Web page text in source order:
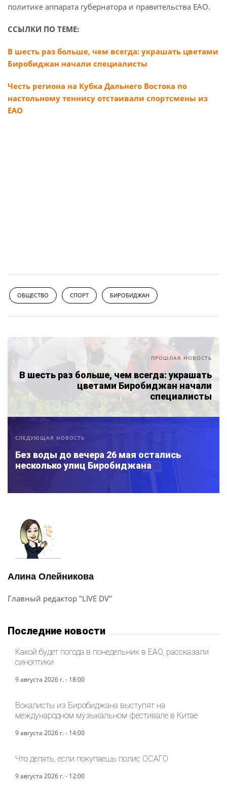
политике аппарата губернатора и правительства ЕАО.
ССЫЛКИ ПО ТЕМЕ:
В шесть раз больше, чем всегда: украшать цветами
Биробиджан начали специалисты
Честь региона на Кубка Дальнего Востока по
настольному теннису отстаивали спортсмены из
ЕАО
ОБЩЕСТВО СПОРТ БИРОБИДЖАН
ПРОШЛАЯ НОВОСТЬ
В шесть раз больше, чем всегда: украшать
цветами Биробиджан начали
специалисты
СЛЕДУЮЩАЯ НОВОСТЬ
Без воды до вечера 26 мая остались
несколько улиц Биробиджана
Алина Олейникова
Главный редактор "LIVE DV"
Последние новости
Какой будет погода в понедельник в ЕАО, рассказали
синоптики
9 августа 2026 г. - 18:00
Вокалисты из Биробиджана выступят на
международном музыкальном фестивале в Китае
9 августа 2026 г. - 14:00
Что делать, если покупаешь полис ОСАГО
9 августа 2026 г. - 12:00